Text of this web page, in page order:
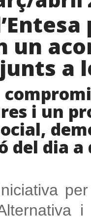
un
a
i un
del dia a